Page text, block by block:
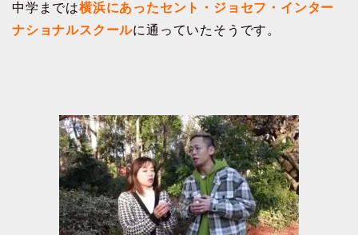
中学までは横浜にあったセント・ジョセフ・インター
ナショナルスクールに通っていたそうです。